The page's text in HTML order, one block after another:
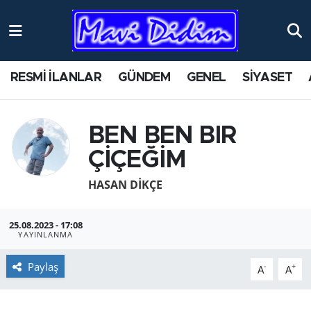
RESMİ İLANLAR GÜNDEM GENEL SİYASET
BEN BEN BIR
ÇİÇEĞİM
HASAN DIKÇE
25.08.2023 - 17:08
YAYINLANMA
Paylaş A- A+
ANTİK YERLER
AYDIN
BİLİM VE TEKNOLOJİ
EĞİTİM
EKONOMİ
Nöbetçi Eczaneler
Namaz Vakitleri
Trafik Durumu
Süper Lig Puan Durumu ve Fikstür
Tüm Manşetler
Son Dakika Haberleri